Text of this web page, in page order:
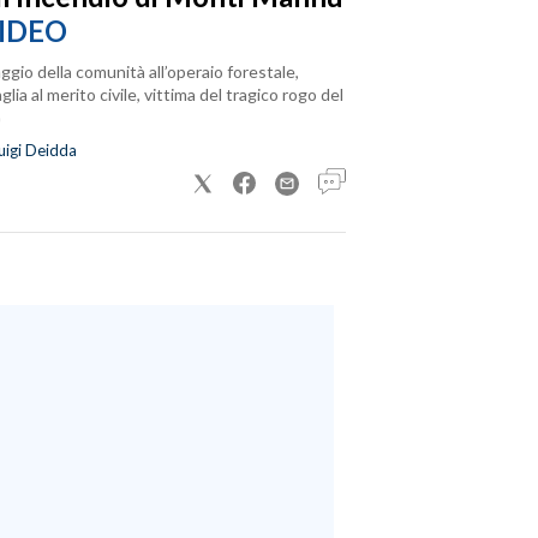
della comunità all’operaio forestale,
al merito civile, vittima del tragico rogo del
Deidda